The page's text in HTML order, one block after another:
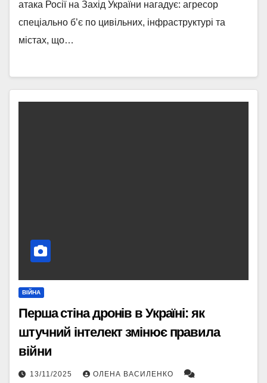
атака Росії на Захід України нагадує: агресор
спеціально б’є по цивільних, інфраструктурі та
містах, що…
ВІЙНА
Перша стіна дронів в Україні: як
штучний інтелект змінює правила
війни
13/11/2025 ОЛЕНА ВАСИЛЕНКО